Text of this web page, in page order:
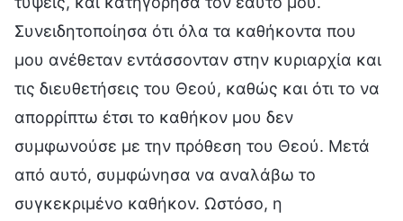
Συνειδητοποίησα ότι όλα τα καθήκοντα που
μου ανέθεταν εντάσσονταν στην κυριαρχία και
τις διευθετήσεις του Θεού, καθώς και ότι το να
απορρίπτω έτσι το καθήκον μου δεν
συμφωνούσε με την πρόθεση του Θεού. Μετά
από αυτό, συμφώνησα να αναλάβω το
συγκεκριμένο καθήκον. Ωστόσο, η